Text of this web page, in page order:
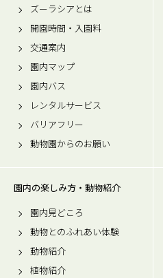
ズーラシアとは
開園時間・入園料
交通案内
園内マップ
園内バス
レンタルサービス
バリアフリー
動物園からのお願い
園内の楽しみ方・動物紹介
園内見どころ
動物とのふれあい体験
動物紹介
植物紹介